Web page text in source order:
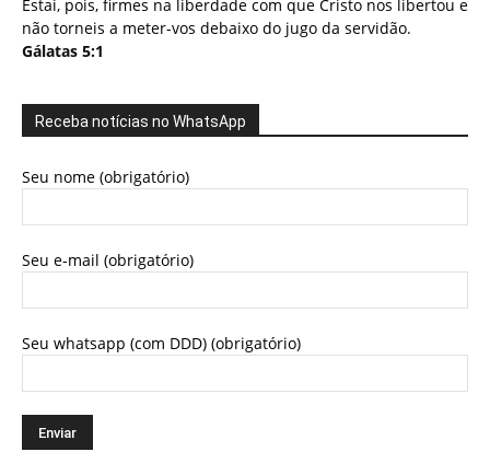
Estai, pois, firmes na liberdade com que Cristo nos libertou e
não torneis a meter-vos debaixo do jugo da servidão.
Gálatas 5:1
Receba notícias no WhatsApp
Seu nome (obrigatório)
Seu e-mail (obrigatório)
Seu whatsapp (com DDD) (obrigatório)